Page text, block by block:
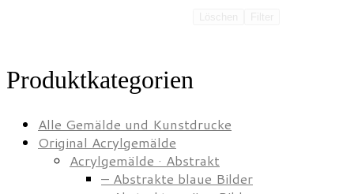
Produktkategorien
Alle Gemälde und Kunstdrucke
Original Acrylgemälde
Acrylgemälde · Abstrakt
– Abstrakte blaue Bilder